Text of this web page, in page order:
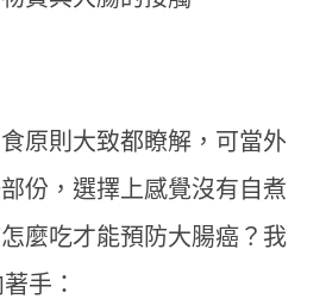
原則大致都瞭解，可當外
份，選擇上感覺沒有自煮
麼吃才能預防大腸癌？我
手：